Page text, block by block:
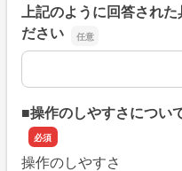
上記のように回答され
ださい
上記のように回答され
■操作のしやすさについ
操作のしやすさ